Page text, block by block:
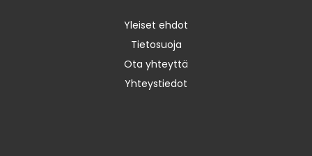
Yleiset ehdot
Tietosuoja
Ota yhteyttä
Yhteystiedot